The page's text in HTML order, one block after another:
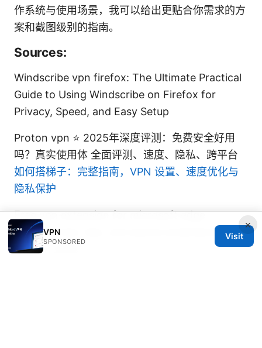
作系统与使用场景，我可以给出更贴合你需求的方
案和截图级别的指南。
Sources:
Windscribe vpn firefox: The Ultimate Practical
Guide to Using Windscribe on Firefox for
Privacy, Speed, and Easy Setup
Proton vpn ⭐ 2025年深度评测：免费安全好用
吗？真实使用体 全面评测、速度、隐私、跨平台
如何搭梯子：完整指南，VPN 设置、速度优化与
隐私保护
Free vpn extension for microsoft edge
browser free, fast, and secure extensions for
Edge in 2025
×
VPN
SPONSORED
Visit